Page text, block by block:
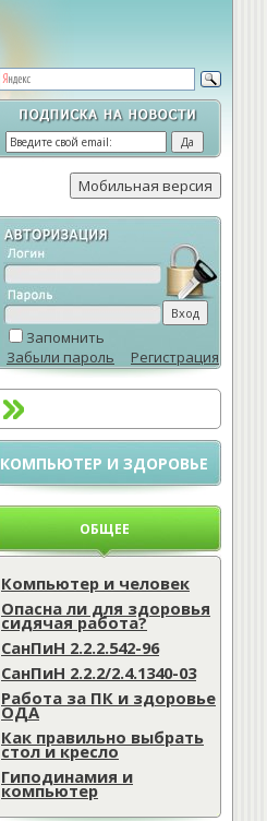
Запомнить
Забыли пароль
Регистрация
КОМПЬЮТЕР И ЗДОРОВЬЕ
ОБЩЕЕ
Компьютер и человек
Опасна ли для здоровья
сидячая работа?
СанПиН 2.2.2.542-96
СанПиН 2.2.2/2.4.1340-03
Работа за ПК и здоровье
ОДА
Как правильно выбрать
стол и кресло
Гиподинамия и
компьютер